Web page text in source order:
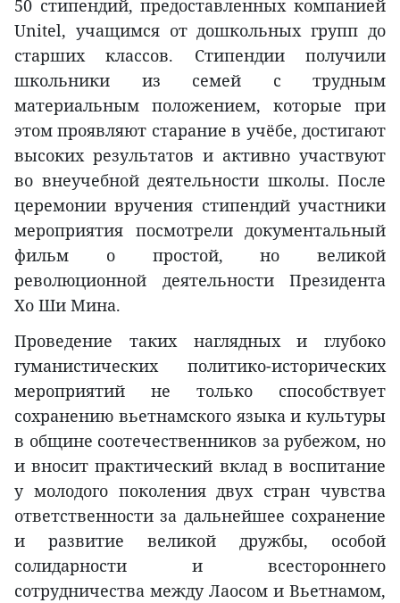
50 стипендий, предоставленных компанией
Unitel, учащимся от дошкольных групп до
старших классов. Стипендии получили
школьники из семей с трудным
материальным положением, которые при
этом проявляют старание в учёбе, достигают
высоких результатов и активно участвуют
во внеучебной деятельности школы. После
церемонии вручения стипендий участники
мероприятия посмотрели документальный
фильм о простой, но великой
революционной деятельности Президента
Хо Ши Мина.
Проведение таких наглядных и глубоко
гуманистических политико-исторических
мероприятий не только способствует
сохранению вьетнамского языка и культуры
в общине соотечественников за рубежом, но
и вносит практический вклад в воспитание
у молодого поколения двух стран чувства
ответственности за дальнейшее сохранение
и развитие великой дружбы, особой
солидарности и всестороннего
сотрудничества между Лаосом и Вьетнамом,